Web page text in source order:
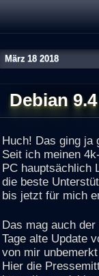
März 18 2018
Debian
Huch! Das ging ja
Seit ich meinen
PC hauptsächlich
die beste
bis jetzt für mich
Das mag auch
Tage alte Update
von mir
Hier die